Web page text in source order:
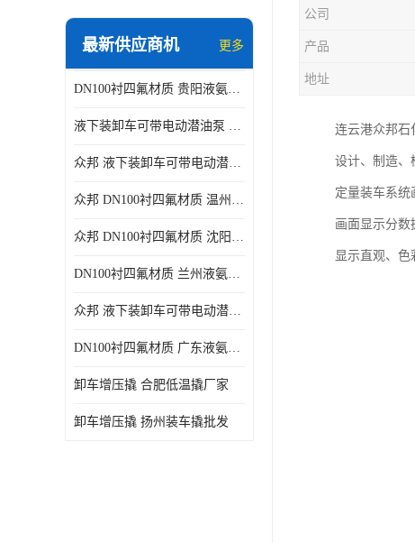
最新供应商机 更多
DN100衬四氟材质 贵阳液氨鹤管供应商
液下装卸车可带电动潜油泵 贵阳液氨鹤管批发商
众邦 液下装卸车可带电动潜油泵 沈阳液氨鹤管批发商
众邦 DN100衬四氟材质 温州液氨鹤管批发商
众邦 DN100衬四氟材质 沈阳液氨鹤管批发商
DN100衬四氟材质 兰州液氨鹤管批发商
众邦 液下装卸车可带电动潜油泵 太原液氨鹤管厂商
DN100衬四氟材质 广东液氨鹤管厂商
卸车增压撬 合肥低温撬厂家
卸车增压撬 扬州装车撬批发
公司
产品
地址
连云港众邦石
设计、制造、
定量装车系统
画面显示分数
显示直观、色